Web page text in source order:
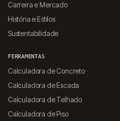
Carreira e Mercado
História e Estilos
Sustentabilidade
FERRAMENTAS
Calculadora de Concreto
Calculadora de Escada
Calculadora de Telhado
Calculadora de Piso